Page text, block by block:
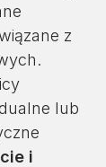
z
lub
i